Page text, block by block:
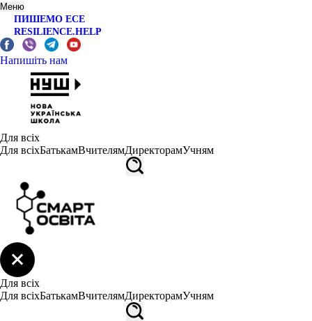
Меню
ПИШЕМО ЕСЕ
RESILIENCE.HELP
Напишіть нам
Для всіх
Для всіхБатькамВчителямДиректорамУчням
Для всіх
Для всіхБатькамВчителямДиректорамУчням